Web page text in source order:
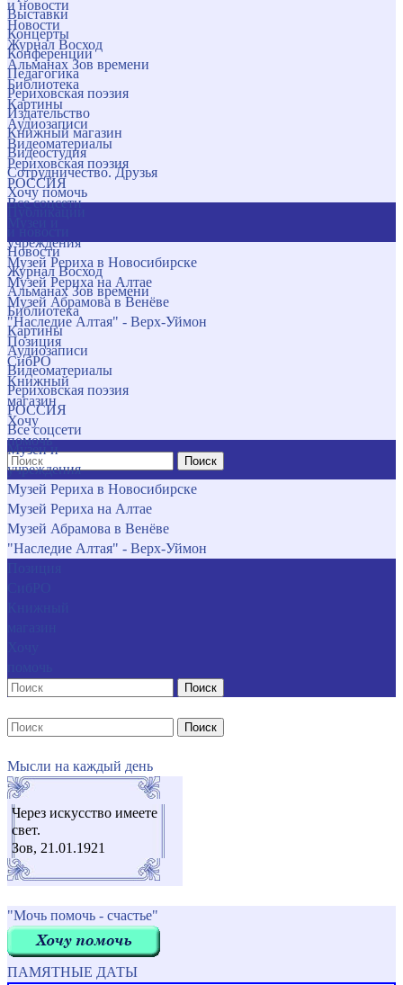
и новости
Новости
Журнал Восход
Альманах Зов времени
Библиотека
Картины
Аудиозаписи
Видеоматериалы
Рериховская поэзия
РОССИЯ
Все соцсети
учреждения
Музей Рериха в Новосибирске
Музей Рериха на Алтае
Музей Абрамова в Венёве
"Наследие Алтая" - Верх-Уймон
Позиция
СибРО
Книжный
магазин
Хочу
помочь
Поиск
Выставки
Концерты
Конференции
Педагогика
Рериховская поэзия
Издательство
Книжный магазин
Видеостудия
Сотрудничество. Друзья
Хочу помочь
Новости
Журнал Восход
Альманах Зов времени
Библиотека
Картины
Аудиозаписи
Видеоматериалы
Рериховская поэзия
РОССИЯ
Все соцсети
Музеи и
учреждения
Музей Рериха в Новосибирске
Музей Рериха на Алтае
Музей Абрамова в Венёве
"Наследие Алтая" - Верх-Уймон
Поиск
Поиск
Мысли на каждый день
Через искусство имеете
свет.
Зов, 21.01.1921
"Мочь помочь - счастье"
ПАМЯТНЫЕ ДАТЫ